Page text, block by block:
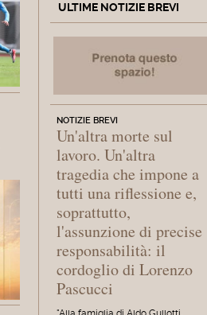
ULTIME NOTIZIE BREVI
NOTIZIE BREVI
Un'altra morte sul
lavoro. Un'altra
tragedia che impone a
tutti una riflessione e,
soprattutto,
l'assunzione di precise
responsabilità: il
cordoglio di Lorenzo
Pascucci